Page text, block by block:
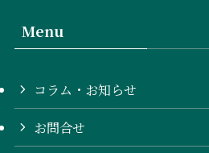
Menu
コラム・お知らせ
お問合せ